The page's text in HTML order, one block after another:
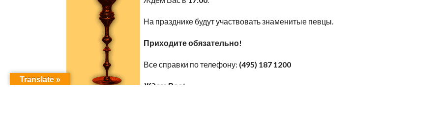
На празднике будут участвовать знаменитые певцы.
Приходите обязательно!
Все справки по телефону: (495) 187 1200
Ждем Вас!
Translate »